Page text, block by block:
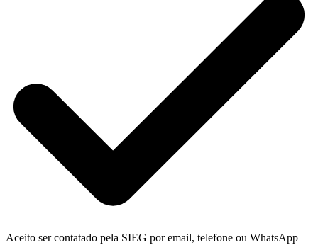
Aceito ser contatado pela SIEG por email, telefone ou WhatsApp